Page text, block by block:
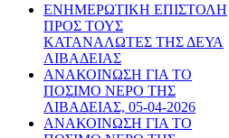
ΕΝΗΜΕΡΩΤΙΚΗ ΕΠΙΣΤΟΛΗ
ΠΡΟΣ ΤΟΥΣ
ΚΑΤΑΝΑΛΩΤΕΣ ΤΗΣ ΔΕΥΑ
ΛΙΒΑΔΕΙΑΣ
ΑΝΑΚΟΙΝΩΣΗ ΓΙΑ ΤΟ
ΠΟΣΙΜΟ ΝΕΡΟ ΤΗΣ
ΛΙΒΑΔΕΙΑΣ, 05-04-2026
ΑΝΑΚΟΙΝΩΣΗ ΓΙΑ ΤΟ